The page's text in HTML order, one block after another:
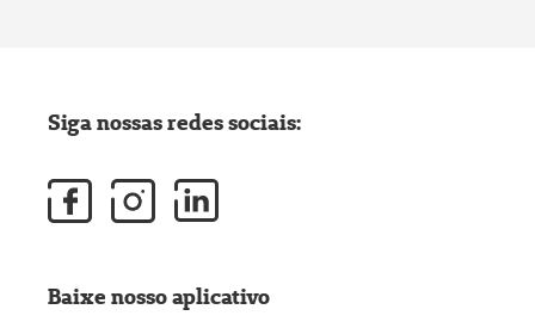
Siga nossas redes sociais:
Baixe nosso aplicativo